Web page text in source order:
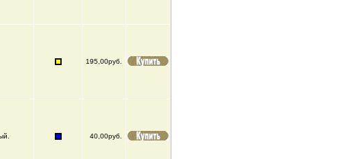
195,00руб.
40,00руб.